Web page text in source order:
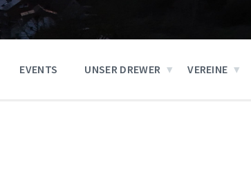
EVENTS UNSER DREWER VEREINE